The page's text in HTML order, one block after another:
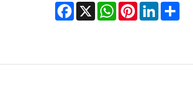
Facebook
X WhatsApp
PinterestLinkedIn